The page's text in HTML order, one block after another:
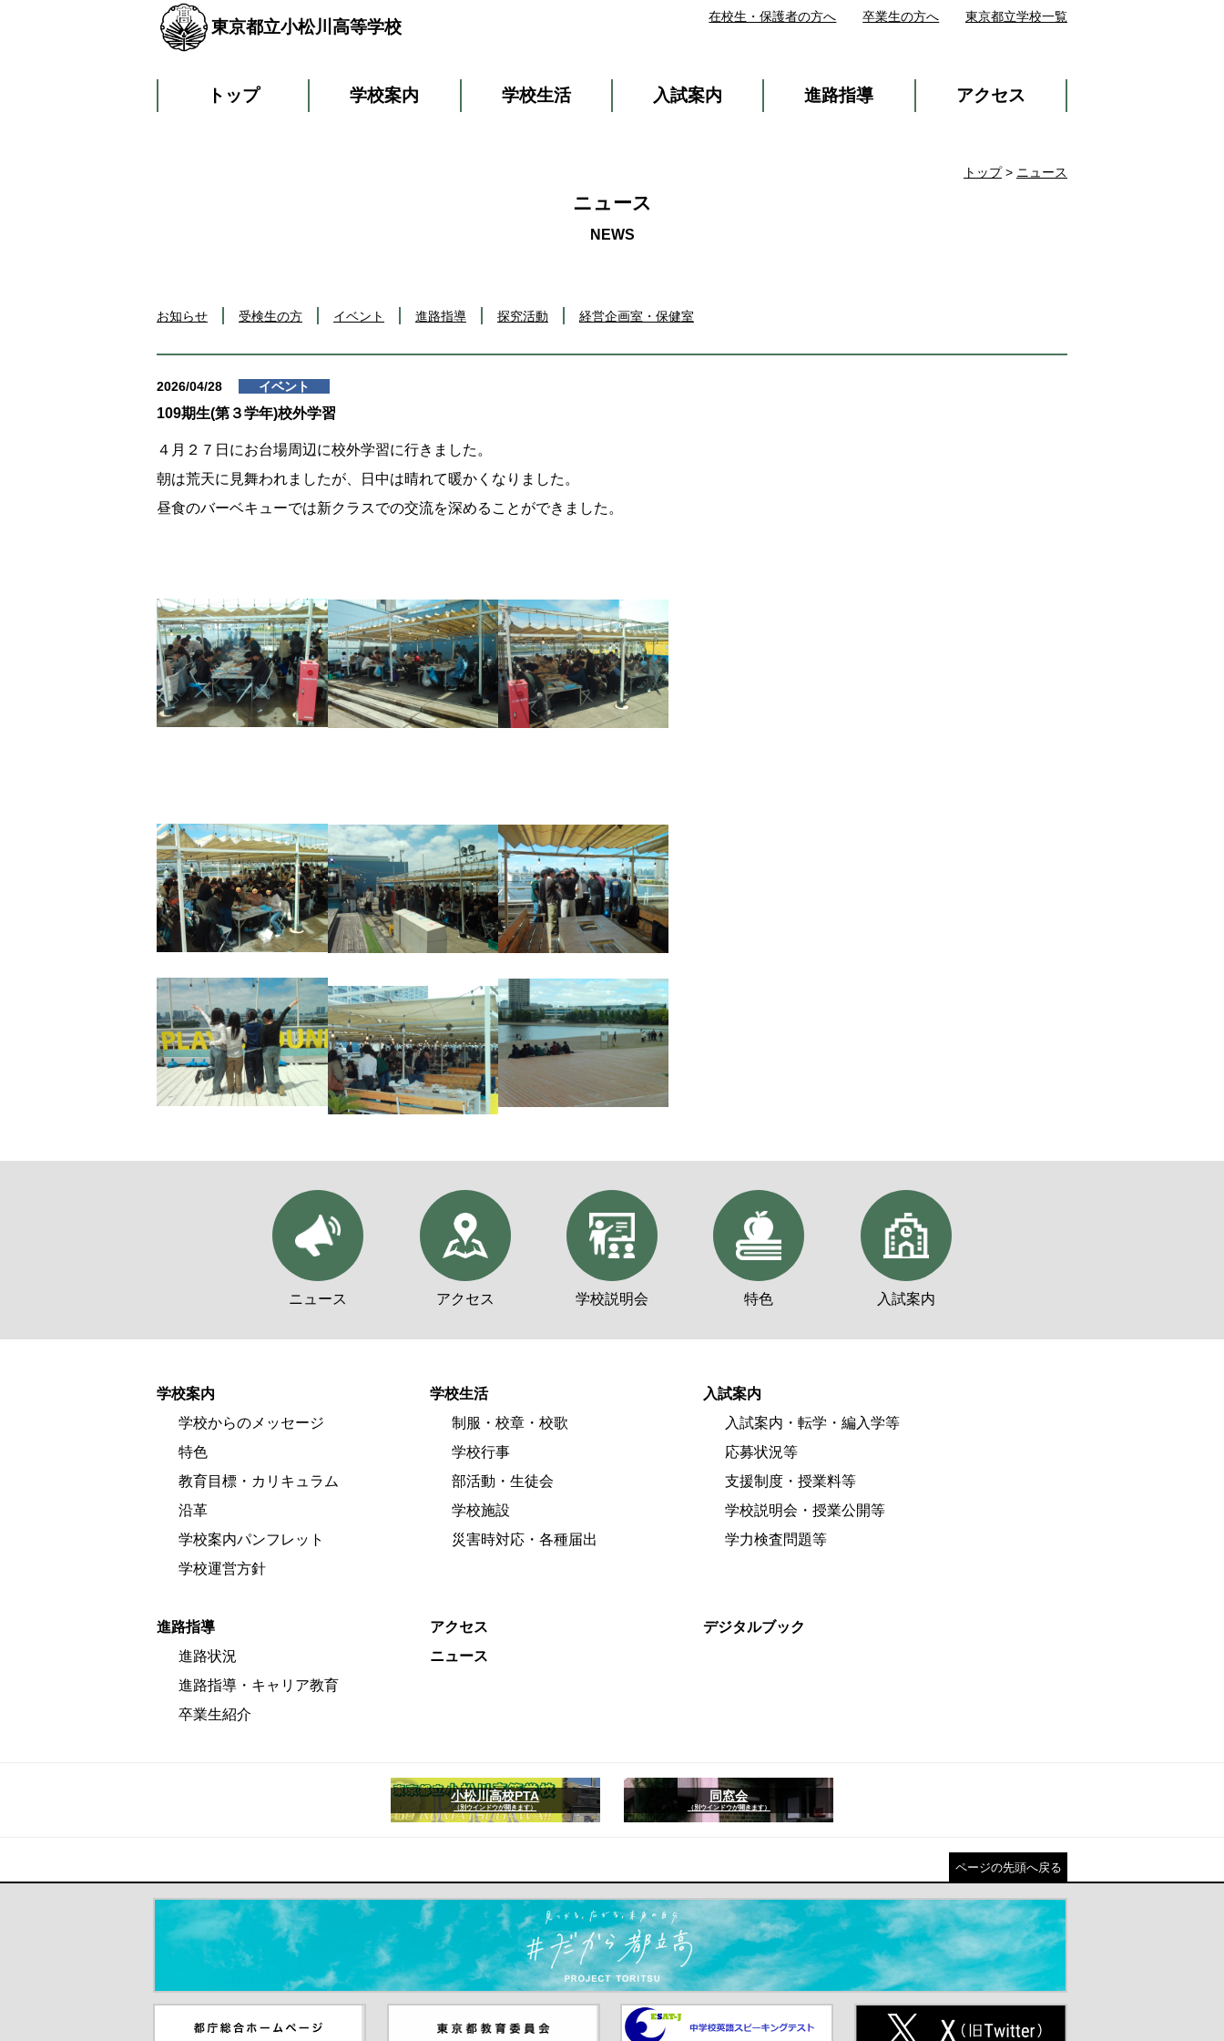
東京都立小松川高等学校
トップ 学校案内 学校生活 入試案内 進路指導 アクセス
在校生・保護者の方へ 卒業生の方へ 東京都立学校一覧
トップ> ニュース
ニュース
お知らせ 受検生の方 イベント 進路指導 探究活動 経営企画室・保健室
2026/04/28 イベント
109期生(第３学年)校外学習
４月２７日にお台場周辺に校外学習に行きました。
朝は荒天に見舞われましたが、日中は晴れて暖かくなりました。
昼食のバーベキューでは新クラスでの交流を深めることができました。
ニュース アクセス 学校説明会 特色 入試案内
学校案内
学校からのメッセージ
特色
教育目標・カリキュラム
沿革
学校案内パンフレット
学校運営方針
学校生活
制服・校章・校歌
学校行事
部活動・生徒会
学校施設
災害時対応・各種届出
入試案内
入試案内・転学・編入学等
応募状況等
支援制度・授業料等
学校説明会・授業公開等
学力検査問題等
進路指導
進路状況
進路指導・キャリア教育
卒業生紹介
アクセス
ニュース
デジタルブック
小松川高校PTA
（別ウインドウが開きます）
同窓会
（別ウインドウが開きます）
ページの先頭へ戻る
＃だから都立高（別ウインドウが開きます）
中学校英語スピーキングテスト
X(旧Twitter)（別ウインドウが開